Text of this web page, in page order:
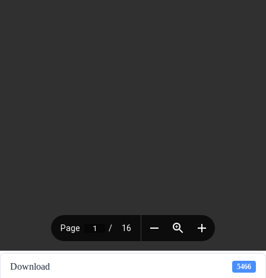
Download 5466